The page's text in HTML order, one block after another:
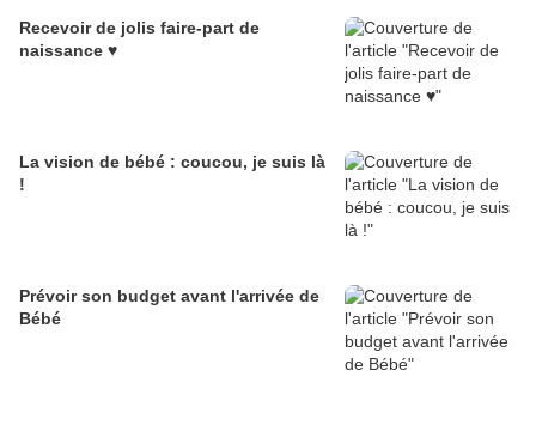
Recevoir de jolis faire-part de
naissance ♥
La vision de bébé : coucou, je suis là
!
Prévoir son budget avant l'arrivée de
Bébé